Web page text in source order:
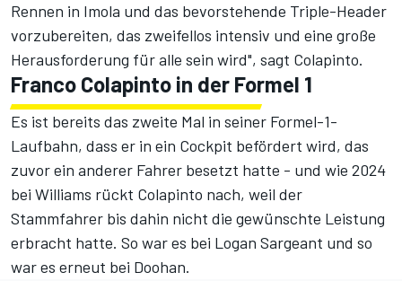
Rennen in Imola und das bevorstehende Triple-Header
vorzubereiten, das zweifellos intensiv und eine große
Herausforderung für alle sein wird", sagt Colapinto.
Franco Colapinto in der Formel 1
Es ist bereits das zweite Mal in seiner Formel-1-
Laufbahn, dass er in ein Cockpit befördert wird, das
zuvor ein anderer Fahrer besetzt hatte - und wie 2024
bei Williams rückt Colapinto nach, weil der
Stammfahrer bis dahin nicht die gewünschte Leistung
erbracht hatte. So war es bei Logan Sargeant und so
war es erneut bei Doohan.